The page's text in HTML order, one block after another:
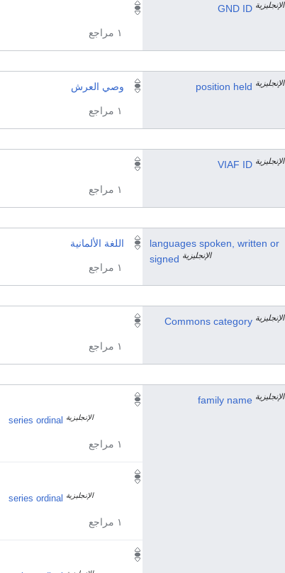
GND ID الإنجليزية
١ مراجع
position held الإنجليزية وصي العرش
١ مراجع
VIAF ID الإنجليزية
١ مراجع
languages spoken, written or
signed الإنجليزية
اللغة الألمانية
١ مراجع
Commons category الإنجليزية
١ مراجع
family name الإنجليزية
series ordinal الإنجليزية
١ مراجع
series ordinal الإنجليزية
١ مراجع